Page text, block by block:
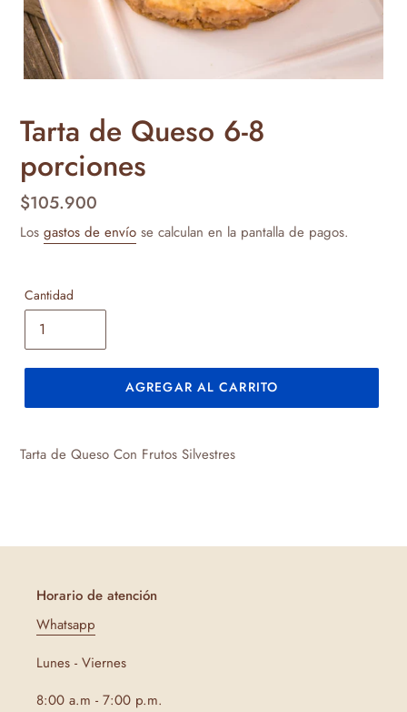
Tarta de Queso 6-8
porciones
Precio
habitual
$105.900
Los gastos de envío se calculan en la pantalla de pagos.
Cantidad
AGREGAR AL CARRITO
el
producto
de
Tarta de Queso Con Frutos Silvestres
Horario de atención
Whatsapp
Lunes - Viernes
8:00 a.m - 7:00 p.m.